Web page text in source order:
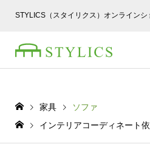
STYLICS（スタイリクス）オンラインシ
家具
ソファ
インテリアコーディネート